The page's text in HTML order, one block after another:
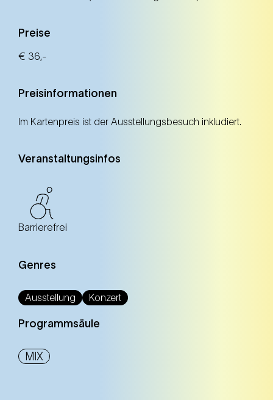
Preise
€ 36,-
Preisinformationen
Im Kartenpreis ist der Ausstellungsbesuch inkludiert.
Veranstaltungsinfos
Barrierefrei
Genres
Ausstellung Konzert
Programmsäule
MIX